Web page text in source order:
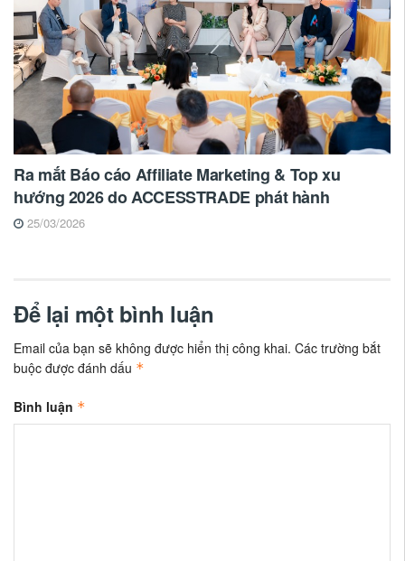
Ra mắt Báo cáo Affiliate Marketing & Top xu
hướng 2026 do ACCESSTRADE phát hành
25/03/2026
Để lại một bình luận
Email của bạn sẽ không được hiển thị công khai. Các trường bắt
buộc được đánh dấu *
Bình luận *